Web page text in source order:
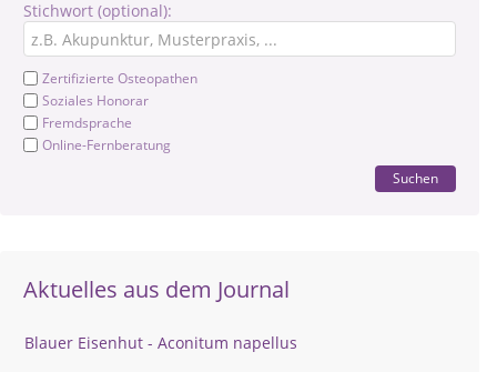
Stichwort (optional):
Zertifizierte Osteopathen
Soziales Honorar
Fremdsprache
Online-Fernberatung
Suchen
Aktuelles aus dem Journal
Blauer Eisenhut - Aconitum napellus